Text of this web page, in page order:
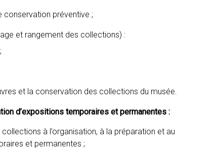
préventive ;
et rangement des collections) :
et la conservation des collections du musée.
d’expositions temporaires et permanentes :
à l’organisation, à la préparation et au
et permanentes ;